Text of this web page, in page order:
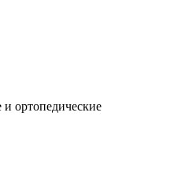
ортопедические